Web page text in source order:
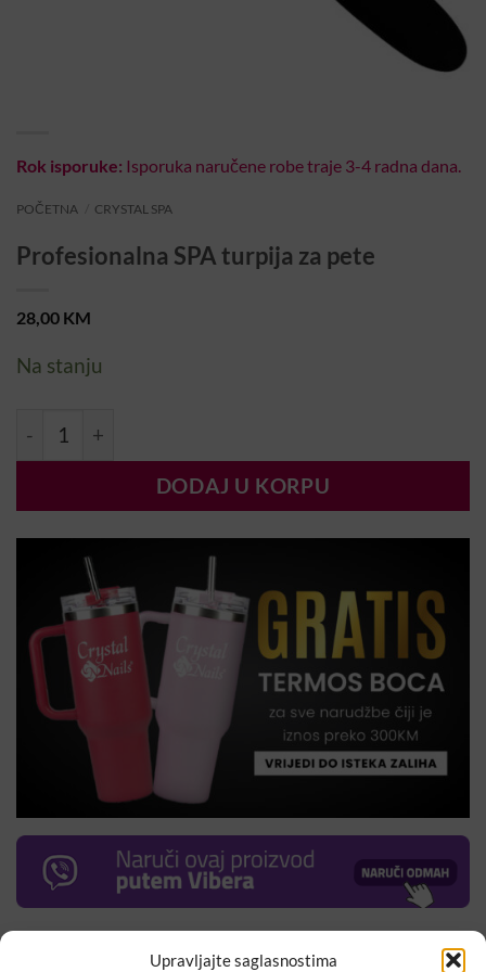
Upravljajte saglasnostima
Rok isporuke: Isporuka naručene robe traje 3-4 radna dana.
POČETNA CRYSTAL SPA
Profesionalna SPA turpija za pete
28,00 KM
Na stanju
Profesionalna SPA turpija za pete količina
DODAJ U KORPU